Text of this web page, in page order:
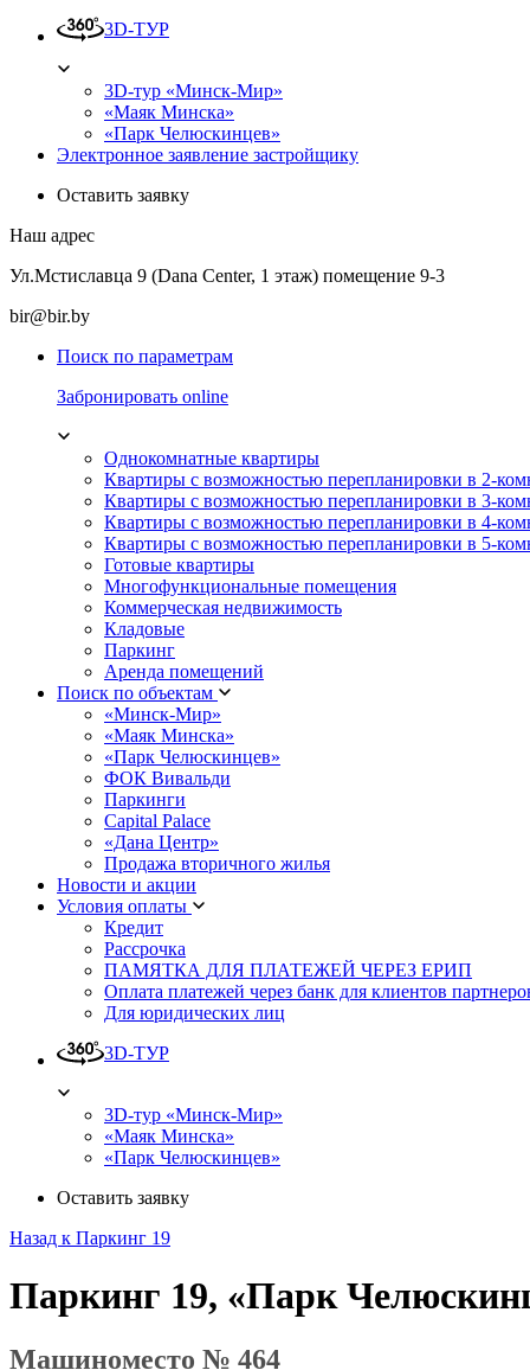
3D-ТУР
3D-тур «Минск-Мир»
«Маяк Минска»
«Парк Челюскинцев»
Электронное заявление застройщику
Оставить заявку
Наш адрес
Ул.Мстиславца 9 (Dana Center, 1 этаж) помещение 9-3
bir@bir.by
Поиск по параметрам
Забронировать online
Однокомнатные квартиры
Квартиры с возможностью перепланировки в 2-
Квартиры с возможностью перепланировки в 3-
Квартиры с возможностью перепланировки в 4-
Квартиры с возможностью перепланировки в 5-
Готовые квартиры
Многофункциональные помещения
Коммерческая недвижимость
Кладовые
Паркинг
Аренда помещений
Поиск по объектам
«Минск-Мир»
«Маяк Минска»
«Парк Челюскинцев»
ФОК Вивальди
Паркинги
Capital Palace
«Дана Центр»
Продажа вторичного жилья
Новости и акции
Условия оплаты
Кредит
Рассрочка
ПАМЯТКА ДЛЯ ПЛАТЕЖЕЙ ЧЕРЕЗ ЕРИП
Оплата платежей через банк для клиентов
Для юридических лиц
3D-ТУР
3D-тур «Минск-Мир»
«Маяк Минска»
«Парк Челюскинцев»
Оставить заявку
Назад к Паркинг 19
Паркинг 19, «Парк
Машиноместо № 464